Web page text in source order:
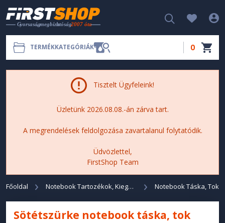
TERMÉKKATEGÓRIÁK 0
Tisztelt Ügyfeleink!
Üzletünk 2026.08.08.-án zárva tart.
A megrendelések feldolgozása zavartalanul folytatódik.
Üdvözlettel,
FirstShop Team
Főoldal Notebook Tartozékok, Kiegészítők Notebook Táska, Tok
Sötétszürke notebook táska, tok